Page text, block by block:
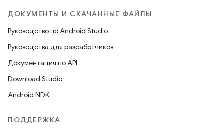
ДОКУМЕНТЫ И СКАЧАННЫЕ ФАЙЛЫ
Руководство по Android Studio
Руководства для разработчиков
Документация по API
Download Studio
Android NDK
ПОДДЕРЖКА